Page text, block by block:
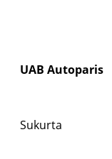
UAB Autoparis
Sukurta